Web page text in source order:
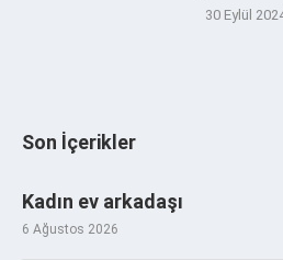
30 Eylül
Son İçerikler
Kadın ev arkadaşı
6 Ağustos 2026